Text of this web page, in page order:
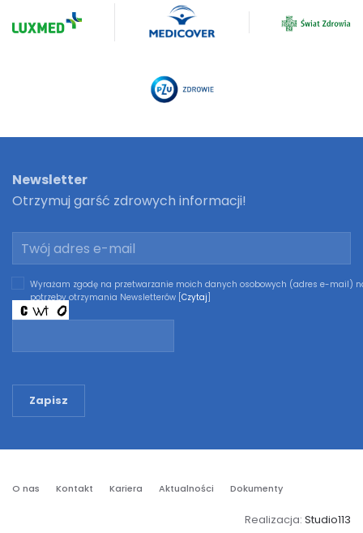
Newsletter
Otrzymuj garść zdrowych informacji!
Wyrażam zgodę na przetwarzanie moich danych osobowych (adres e-mail)
potrzeby otrzymania Newsletterów [ Czytaj
Zapisz
O nas Kontakt Kariera Aktualności Dokumenty
Realizacja: Studio113